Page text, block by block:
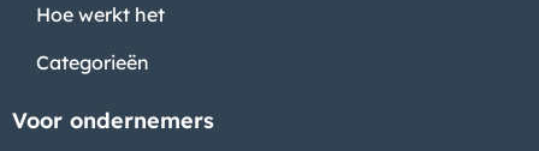
Hoe werkt het
Categorieën
Voor ondernemers